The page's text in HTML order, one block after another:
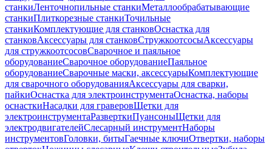
станкиЛенточнопильные станкиМеталлообрабатывающие
станкиПлиткорезные станкиТочильные
станкиКомплектующие для станковОснастка для
станковАксессуары для станковСтружкоотсосыАксессуары
для стружкоотсосовСварочное и паяльное
оборудованиеСварочное оборудованиеПаяльное
оборудованиеСварочные маски, аксессуарыКомплектующие
для сварочного оборудованияАксессуары для сварки,
пайкиОснастка для электроинструментаОснастка, наборы
оснасткиНасадки для граверовЩетки для
электроинструментаРазверткиПуансоныЩетки для
электродвигателейСлесарный инструментНаборы
инструментовГоловки, битыГаечные ключиОтвертки, наборы